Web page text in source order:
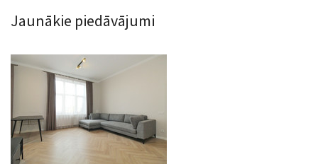
Uzņēmums
Pakalpojumi
Kontakti
Jaunākie piedāvājumi